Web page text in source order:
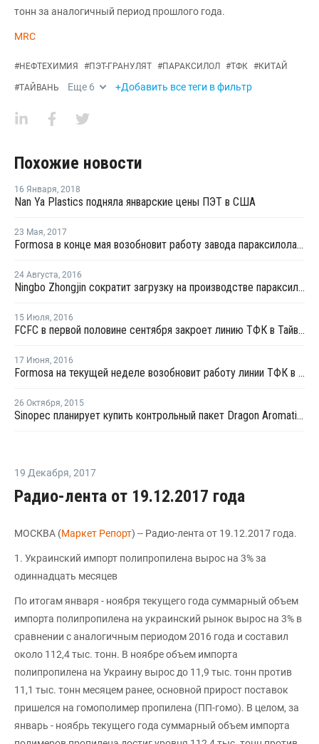
тонн за аналогичный период прошлого года.
MRC
#НЕФТЕХИМИЯ #ПЭТ-ГРАНУЛЯТ #ПАРАКСИЛОЛ #ТФК #КИТАЙ
#ТАЙВАНЬ Еще 6 +Добавить все теги в фильтр
Похожие новости
16 Января, 2018
Nan Ya Plastics подняла январские цены ПЭТ в США
23 Мая, 2017
Formosa в конце мая возобновит работу завода параксилола в Майлиао
24 Августа, 2016
Ningbo Zhongjin сократит загрузку на производстве параксилола в Китае
15 Июля, 2016
FCFC в первой половине сентября закроет линию ТФК в Тайване на профилактику
17 Июня, 2016
Formosa на текущей неделе возобновит работу линии ТФК в Тайване
26 Октября, 2015
Sinopec планирует купить контрольный пакет Dragon Aromatics
19 Декабря, 2017
Радио-лента от 19.12.2017 года
МОСКВА (Маркет Репорт) -- Радио-лента от 19.12.2017 года.
1. Украинский импорт полипропилена вырос на 3% за
одиннадцать месяцев
По итогам января - ноября текущего года суммарный объем
импорта полипропилена на украинский рынок вырос на 3% в
сравнении с аналогичным периодом 2016 года и составил
около 112,4 тыс. тонн. В ноябре объем импорта
полипропилена на Украину вырос до 11,9 тыс. тонн против
11,1 тыс. тонн месяцем ранее, основной прирост поставок
пришелся на гомополимер пропилена (ПП-гомо). В целом, за
январь - ноябрь текущего года суммарный объем импорта